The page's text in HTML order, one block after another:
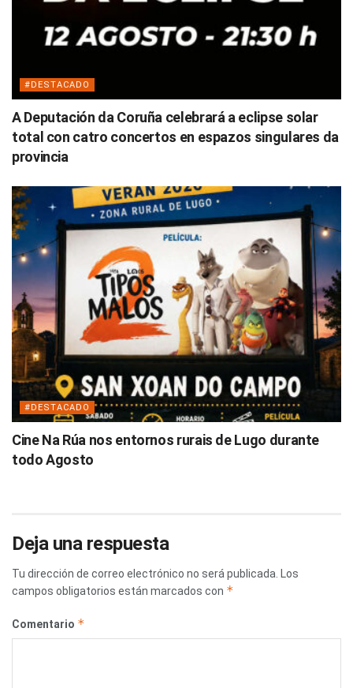
#DESTACADO
A Deputación da Coruña celebrará a eclipse solar
total con catro concertos en espazos singulares da
provincia
#DESTACADO
Cine Na Rúa nos entornos rurais de Lugo durante
todo Agosto
Deja una respuesta
Tu dirección de correo electrónico no será publicada.
Los
campos obligatorios están marcados con *
Comentario *